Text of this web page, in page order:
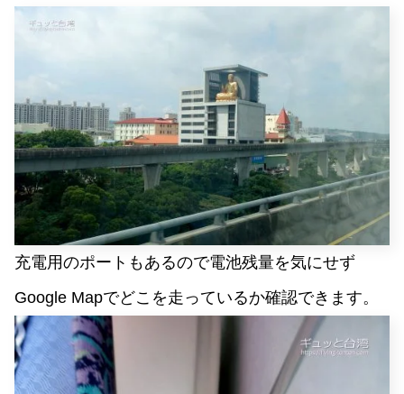
充電用のポートもあるので電池残量を気にせず
Google Mapでどこを走っているか確認できます。